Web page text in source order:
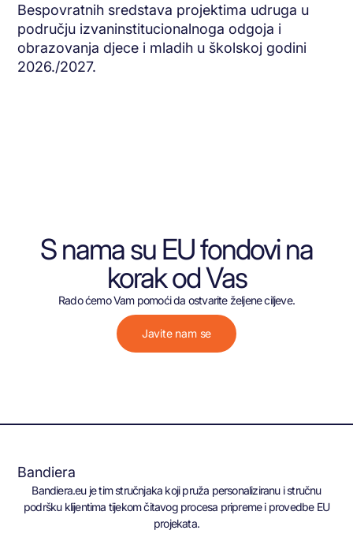
Bespovratnih sredstava projektima udruga u
području izvaninstitucionalnoga odgoja i
obrazovanja djece i mladih u školskoj godini
2026./2027.
S nama su EU fondovi na
korak od Vas
Rado ćemo Vam pomoći da ostvarite željene ciljeve.
Javite nam se
Bandiera
Bandiera.eu je tim stručnjaka koji pruža personaliziranu i stručnu
podršku klijentima tijekom čitavog procesa pripreme i provedbe EU
projekata.